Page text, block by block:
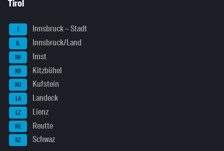
Tirol
I Innsbruck – Stadt
IL Innsbruck/Land
IM Imst
KB Kitzbühel
KU Kufstein
LA Landeck
LZ Lienz
RE Reutte
SZ Schwaz